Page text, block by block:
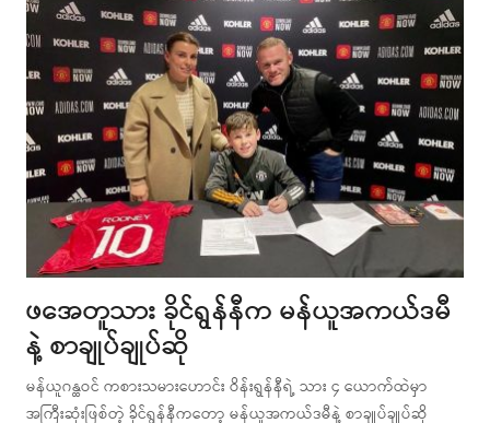
ဖအေတူသား ခိုင်ရွန်နီက မန်ယူအကယ်ဒမီ
နဲ့ စာချုပ်ချုပ်ဆို
မန်ယူဂန္ထဝင် ကစားသမားဟောင်း ဝိန်းရွန်နီရဲ့ သား ၄ ယောက်ထဲမှာ
အကြီးဆုံးဖြစ်တဲ့ ခိုင်ရွန်နီကတော့ မန်ယူအကယ်ဒမီနဲ့ စာချုပ်ချုပ်ဆို